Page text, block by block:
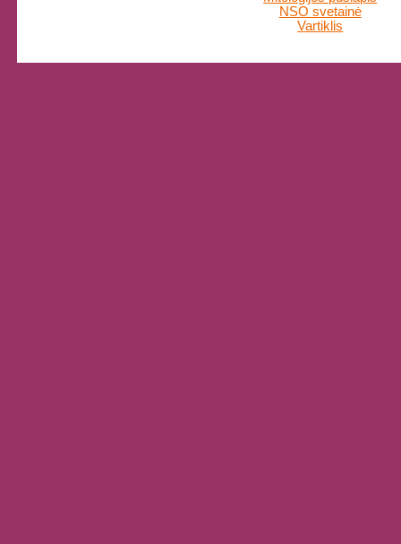
NSO svetainė
Vartiklis